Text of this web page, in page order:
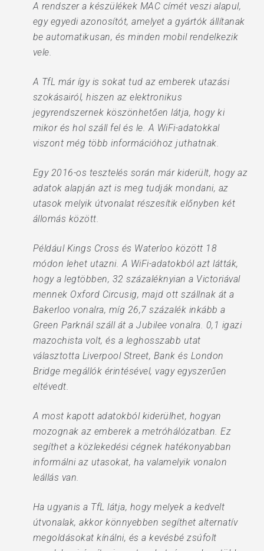
A rendszer a készülékek MAC címét veszi alapul,
egy egyedi azonosítót, amelyet a gyártók állítanak
be automatikusan, és minden mobil rendelkezik
vele.
A TfL már így is sokat tud az emberek utazási
szokásairól, hiszen az elektronikus
jegyrendszernek köszönhetően látja, hogy ki
mikor és hol száll fel és le. A WiFi-adatokkal
viszont még több információhoz juthatnak.
Egy 2016-os tesztelés során már kiderült, hogy az
adatok alapján azt is meg tudják mondani, az
utasok melyik útvonalat részesítik előnyben két
állomás között.
Például Kings Cross és Waterloo között 18
módon lehet utazni. A WiFi-adatokból azt látták,
hogy a legtöbben, 32 százaléknyian a Victoriával
mennek Oxford Circusig, majd ott szállnak át a
Bakerloo vonalra, míg 26,7 százalék inkább a
Green Parknál száll át a Jubilee vonalra. 0,1 igazi
mazochista volt, és a leghosszabb utat
választotta Liverpool Street, Bank és London
Bridge megállók érintésével, vagy egyszerűen
eltévedt.
A most kapott adatokból kiderülhet, hogyan
mozognak az emberek a metróhálózatban. Ez
segíthet a közlekedési cégnek hatékonyabban
informálni az utasokat, ha valamelyik vonalon
leállás van.
Ha ugyanis a TfL látja, hogy melyek a kedvelt
útvonalak, akkor könnyebben segíthet alternatív
megoldásokat kínálni, és a kevésbé zsúfolt